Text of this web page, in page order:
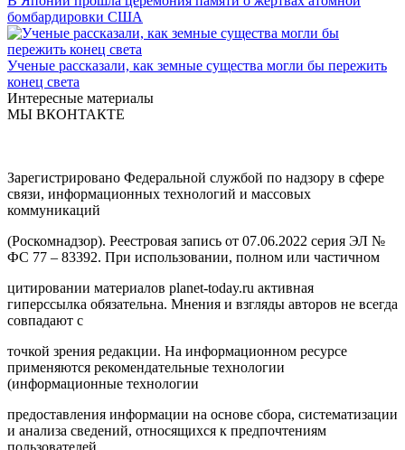
бомбардировки США
Ученые рассказали, как земные существа могли бы пережить
конец света
Интересные материалы
МЫ ВКОНТАКТЕ
Зарегистрировано Федеральной службой по надзору в сфере
связи, информационных технологий и массовых
коммуникаций
(Роскомнадзор). Реестровая запись от 07.06.2022 серия ЭЛ №
ФС 77 – 83392. При использовании, полном или частичном
цитировании материалов planet-today.ru активная
гиперссылка обязательна. Мнения и взгляды авторов не всегда
совпадают с
точкой зрения редакции. На информационном ресурсе
применяются рекомендательные технологии
(информационные технологии
предоставления информации на основе сбора, систематизации
и анализа сведений, относящихся к предпочтениям
пользователей